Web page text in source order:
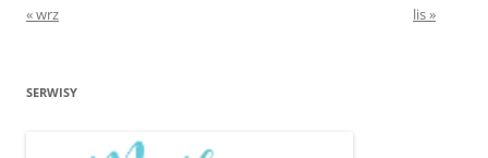
« wrz
lis »
SERWISY